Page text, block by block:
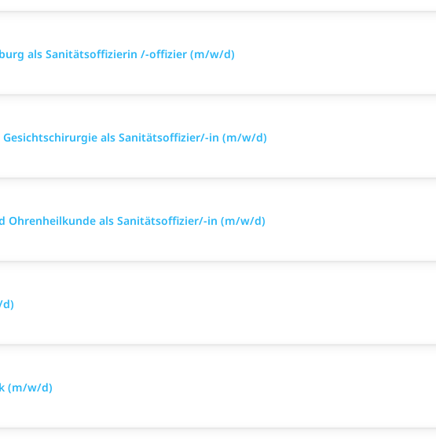
als Sanitätsoffizierin /-offizier (m/w/d)
als Sanitätsoffizier/-in (m/w/d)
Ohrenheilkunde als Sanitätsoffizier/-in (m/w/d)
(m/w/d)